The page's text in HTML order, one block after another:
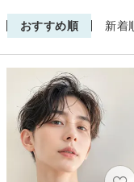
おすすめ順 新着